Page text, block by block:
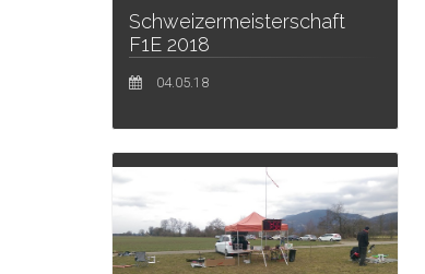
Schweizermeisterschaft
F1E 2018
04.05.18